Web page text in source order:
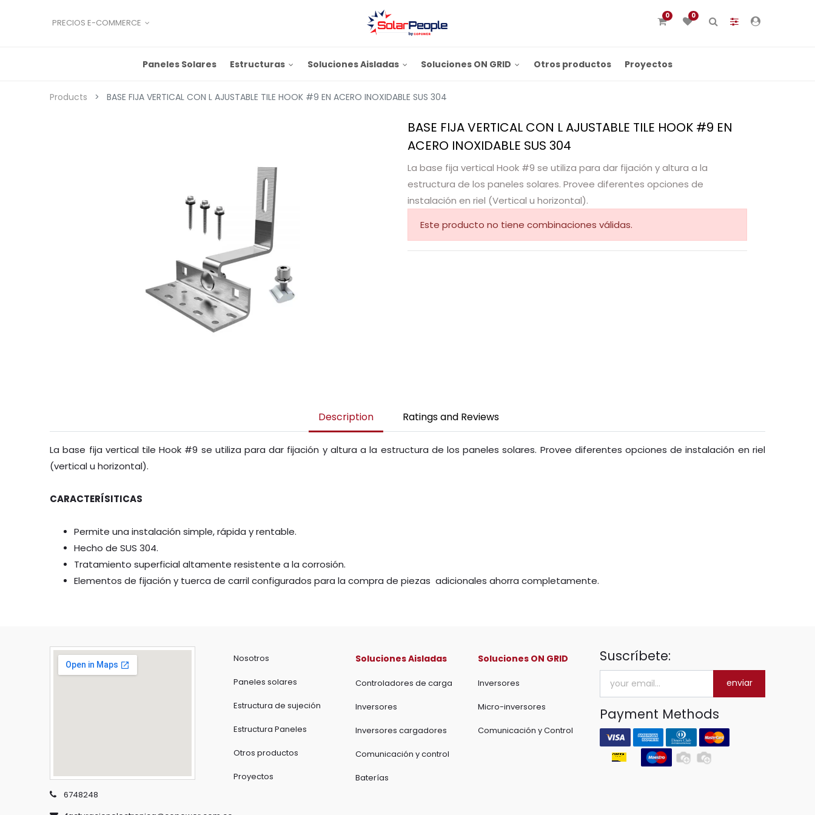
PRECIOS E-COMMERCE
0 0
Paneles Solares Estructuras Soluciones Aisladas Soluciones ON GRID Otros productos Proyectos
Products BASE FIJA VERTICAL CON L AJUSTABLE TILE HOOK #9 EN ACERO INOXIDABLE SUS 304
BASE FIJA VERTICAL CON L AJUSTABLE TILE HOOK #9 EN
ACERO INOXIDABLE SUS 304
La base fija vertical Hook #9 se utiliza para dar fijación y altura a la
estructura de los paneles solares. Provee diferentes opciones de
instalación en riel (Vertical u horizontal).
Este producto no tiene combinaciones válidas.
Description Ratings and Reviews
La base fija vertical tile Hook #9 se utiliza para dar fijación y altura a la estructura de los paneles solares. Provee diferentes opciones de instalación en riel
(vertical u horizontal).
CARACTERÍSITICAS
Permite una instalación simple, rápida y rentable.
Hecho de SUS 304.
Tratamiento superficial altamente resistente a la corrosión.
Elementos de fijación y tuerca de carril configurados para la compra de piezas adicionales ahorra completamente.
6748248
Nosotros
Paneles solares
Estructura de sujeción
Estructura Paneles
Otros productos
Proyectos
Soluciones Aisladas
Controladores de carga
Inversores
Inversores cargadores
Comunicación y control
Baterías
Soluciones ON GRID
Inversores
Micro-inversores
Comunicación y Control
Suscríbete:
enviar
Payment Methods